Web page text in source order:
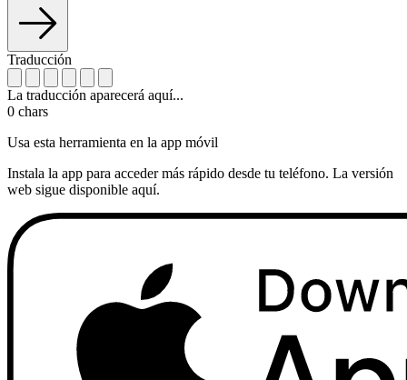
Traducción
La traducción aparecerá aquí...
0 chars
Usa esta herramienta en la app móvil
Instala la app para acceder más rápido desde tu teléfono. La versión
web sigue disponible aquí.